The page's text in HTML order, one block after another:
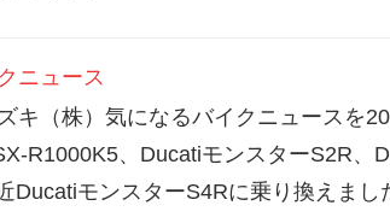
ニュース
キ（株）気になるバイクニュースを
R1000K5、DucatiモンスターS2R、
DucatiモンスターS4Rに乗り換えまし